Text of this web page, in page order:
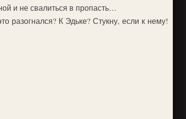
и не свалиться в пропасть…
К Эдьке? Стукну, если к нему!